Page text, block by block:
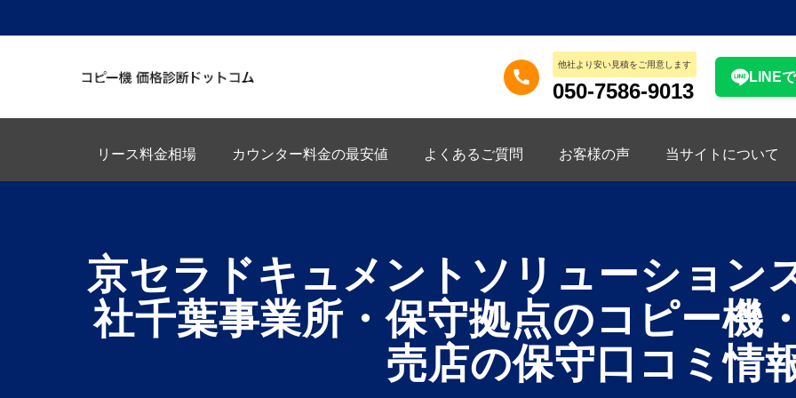
他社より安い見積をご用意します
050-7586-9013
LINE
リース料金相場 カウンター料金の最安値 よくあるご質問 お客様の声 当サイトについて
京セラドキュメントソリューション
社千葉事業所・保守拠点のコピー機
売店の保守口コミ情